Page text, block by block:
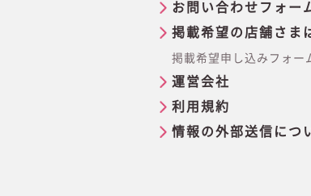
お問い合わせフォー
掲載希望の店舗さま
掲載希望申し込みフォー
運営会社
利用規約
情報の外部送信につ